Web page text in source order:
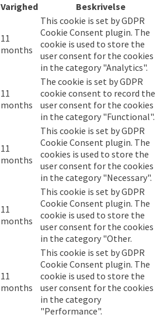
Varighed Beskrivelse
11
months
This cookie is set by GDPR
Cookie Consent plugin. The
cookie is used to store the
user consent for the cookies
in the category "Analytics".
11
months
The cookie is set by GDPR
cookie consent to record the
user consent for the cookies
in the category "Functional".
11
months
This cookie is set by GDPR
Cookie Consent plugin. The
cookies is used to store the
user consent for the cookies
in the category "Necessary".
11
months
This cookie is set by GDPR
Cookie Consent plugin. The
cookie is used to store the
user consent for the cookies
in the category "Other.
11
months
This cookie is set by GDPR
Cookie Consent plugin. The
cookie is used to store the
user consent for the cookies
in the category
"Performance".